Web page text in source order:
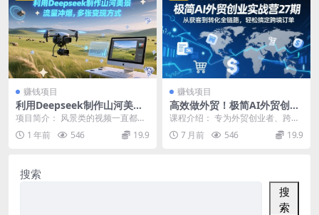
赚钱项目
利用Deepseek制作山河美
景，流量冲爆，多张变现方式
项目简介： 风景类的视频一直都是
属于那种流量比较好的领域。 不论
是视频号，抖音，...
1 年前 546 19.9
赚钱项目
高效做外贸！极简AI外贸创业
实战营27期，从获客到转化全
课程介绍： 专为外贸创业者、跨境
新人打造的实战型训练营，以“极简
操作+AI赋能”...
7 月前 546 19.9
搜索
搜
索